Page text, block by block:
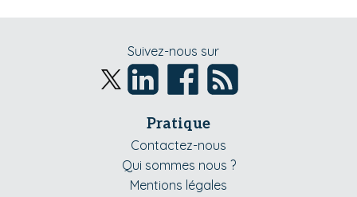
Suivez-nous sur
Pratique
Contactez-nous
Qui sommes nous ?
Mentions légales